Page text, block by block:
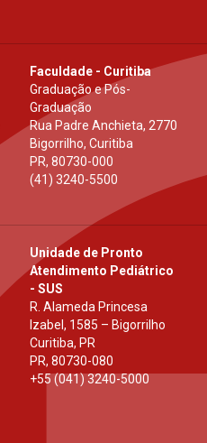
Faculdade - Curitiba
Graduação e Pós-
Graduação
Rua Padre Anchieta, 2770
Bigorrilho, Curitiba
PR, 80730-000
(41) 3240-5500
Unidade de Pronto
Atendimento Pediátrico
- SUS
R. Alameda Princesa
Izabel, 1585 – Bigorrilho
Curitiba, PR
PR, 80730-080
+55 (041) 3240-5000